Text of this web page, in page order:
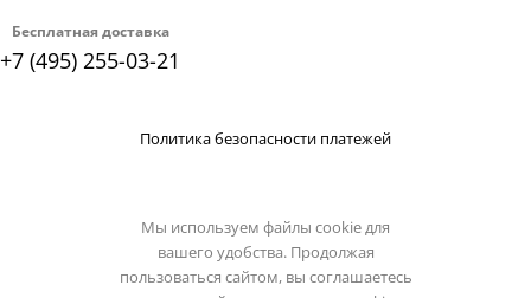
Бесплатная доставка
+7 (495) 255-03-21
Политика безопасности платежей
Мы используем файлы cookie для
вашего удобства. Продолжая
пользоваться сайтом, вы соглашаетесь